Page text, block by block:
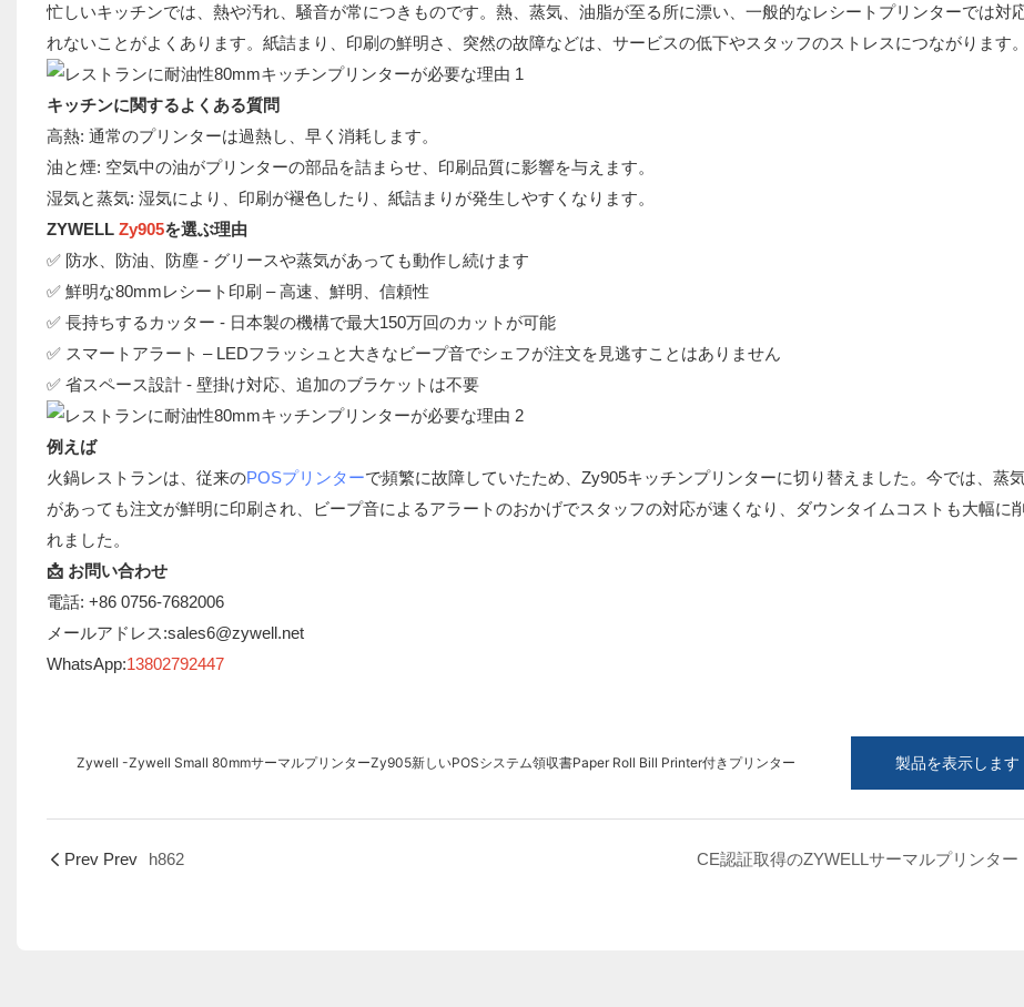
忙しいキッチンでは、熱や汚れ、騒音が常につきものです。熱、蒸気、油脂が至る所に漂い、一般的なレシートプリンターでは対
れないことがよくあります。紙詰まり、印刷の鮮明さ、突然の故障などは、サービスの低下やスタッフのストレスにつながります。
キッチンに関するよくある質問
高熱: 通常のプリンターは過熱し、早く消耗します。
油と煙: 空気中の油がプリンターの部品を詰まらせ、印刷品質に影響を与えます。
湿気と蒸気: 湿気により、印刷が褪色したり、紙詰まりが発生しやすくなります。
ZYWELL Zy905を選ぶ理由
✅ 防水、防油、防塵 - グリースや蒸気があっても動作し続けます
✅ 鮮明な80mmレシート印刷 – 高速、鮮明、信頼性
✅ 長持ちするカッター - 日本製の機構で最大150万回のカットが可能
✅ スマートアラート – LEDフラッシュと大きなビープ音でシェフが注文を見逃すことはありません
✅ 省スペース設計 - 壁掛け対応、追加のブラケットは不要
例えば
火鍋レストランは、従来のPOSプリンターで頻繁に故障していたため、Zy905キッチンプリンターに切り替えました。今では、蒸
があっても注文が鮮明に印刷され、ビープ音によるアラートのおかげでスタッフの対応が速くなり、ダウンタイムコストも大幅に
れました。
📩 お問い合わせ
電話: +86 0756-7682006
メールアドレス:sales6@zywell.net
WhatsApp:13802792447
Zywell -Zywell Small 80mmサーマルプリンターZy905新しいPOSシステム領収書Paper Roll Bill Printer付きプリンター 製品を表示します
Prev Prev h862 CE認証取得のZYWELLサーマルプリンター